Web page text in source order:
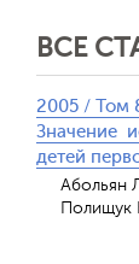
ВСЕ
2005 / Том
Значение
детей
Абольян
Полищук